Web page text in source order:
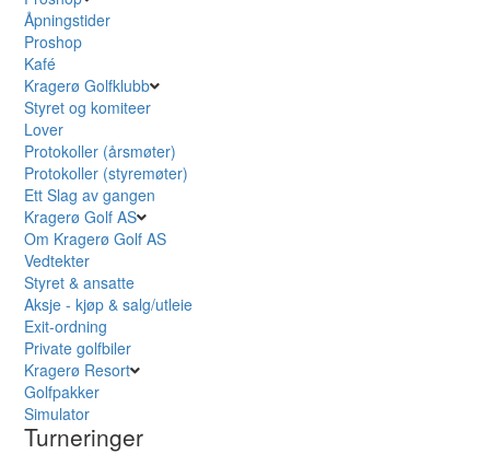
Åpningstider
Proshop
Kafé
Kragerø Golfklubb
Styret og komiteer
Lover
Protokoller (årsmøter)
Protokoller (styremøter)
Ett Slag av gangen
Kragerø Golf AS
Om Kragerø Golf AS
Vedtekter
Styret & ansatte
Aksje - kjøp & salg/utleie
Exit-ordning
Private golfbiler
Kragerø Resort
Golfpakker
Simulator
Turneringer